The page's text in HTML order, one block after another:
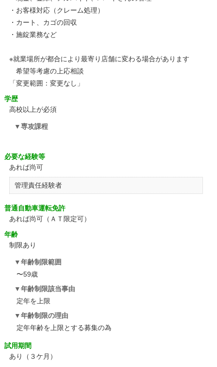
・お客様対応（クレーム処理）
・カート、カゴの回収
・施錠業務など
※就業場所が都合により最寄り店舗に変わる場合があります
希望等考慮の上応相談
「変更範囲：変更なし」
学歴
高校以上が必須
専攻課程
必要な経験等
あれば尚可
管理責任経験者
普通自動車運転免許
あれば尚可（ＡＴ限定可）
年齢
制限あり
年齢制限範囲
〜59歳
年齢制限該当事由
定年を上限
年齢制限の理由
定年年齢を上限とする募集の為
試用期間
あり（３ケ月）